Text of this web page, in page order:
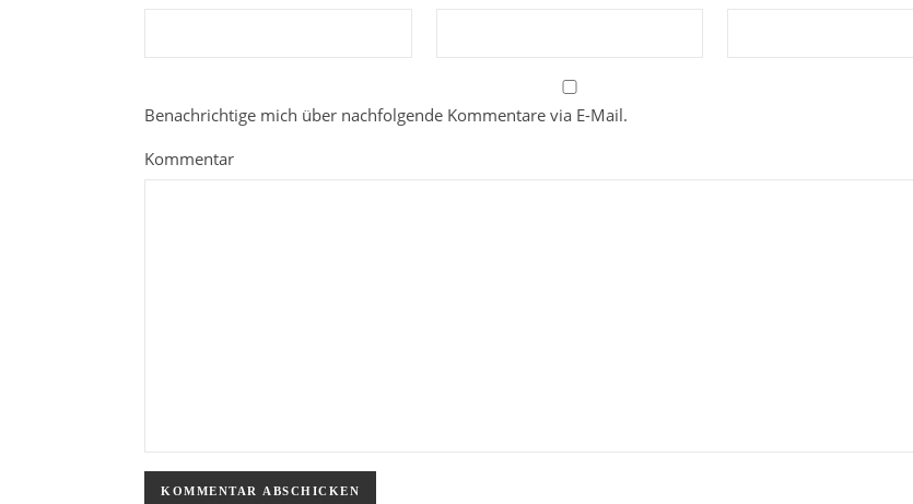
Benachrichtige mich über nachfolgende Kommentare via E-Mail.
Kommentar